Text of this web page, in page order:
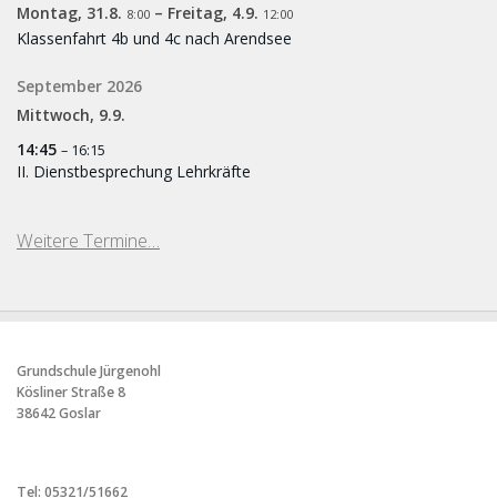
Montag, 31.8. 8:00 – Freitag, 4.9. 12:00
Klassenfahrt 4b und 4c nach Arendsee
September 2026
Mittwoch, 9.9.
14:45 – 16:15
II. Dienstbesprechung Lehrkräfte
Weitere Termine…
Grundschule Jürgenohl
Kösliner Straße 8
38642 Goslar
Tel: 05321/51662